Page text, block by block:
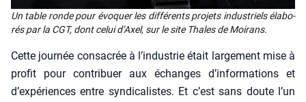
Un table ronde pour évo­quer les dif­fé­rents pro­jets indus­triels éla­bo­
rés par la CGT, dont celui d’Axel, sur le site Thales de Moi­rans.
Cette jour­née consa­crée à l’industrie était lar­ge­ment mise à
pro­fit pour contri­buer aux échanges d’informations et
d’expériences entre syn­di­ca­listes. Et c’est sans doute l’un